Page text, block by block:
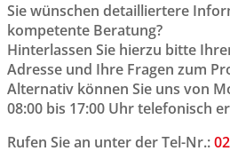
Sie wünschen detailliertere
kompetente Beratung?
Hinterlassen Sie hierzu bitte
Adresse und Ihre Fragen zum
Alternativ können Sie uns von
08:00 bis 17:00 Uhr telefonisch
Rufen Sie an unter der Tel-Nr.: